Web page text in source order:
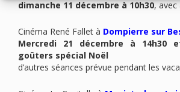
dimanche 11 décembre à 10h30, avec
Cinéma René Fallet à Dompierre sur
Mercredi 21 décembre à 14h30
goûters spécial Noël
d’autres séances prévue pendant les